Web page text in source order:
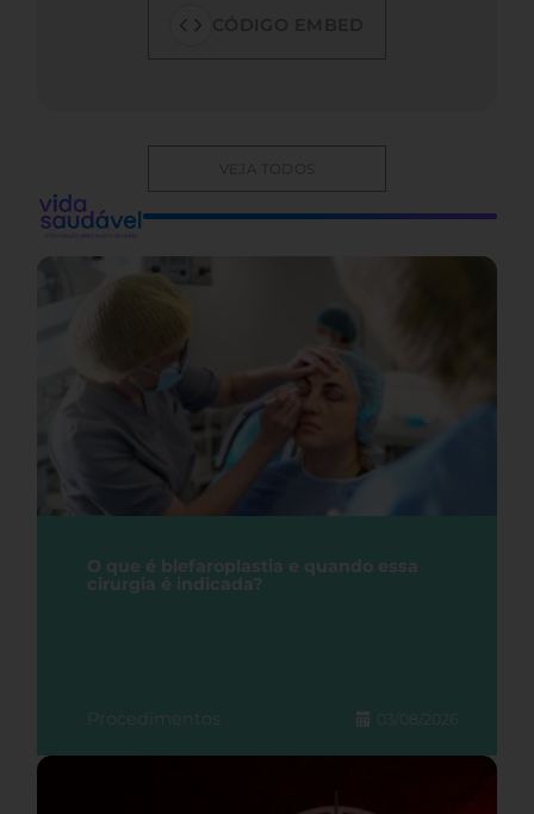
VEJA TODOS
O que é blefaroplastia e quando essa
cirurgia é indicada?
Procedimentos 03/08/2026